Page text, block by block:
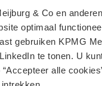
& Co en
optimaal
gebruiken KPMG
te tonen. U
alle
voor
2026